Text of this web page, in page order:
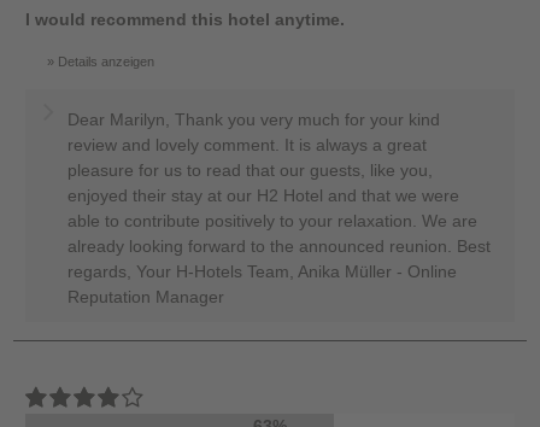
I would recommend this hotel anytime.
Details anzeigen
Dear Marilyn, Thank you very much for your kind
review and lovely comment. It is always a great
pleasure for us to read that our guests, like you,
enjoyed their stay at our H2 Hotel and that we were
able to contribute positively to your relaxation. We are
already looking forward to the announced reunion. Best
regards, Your H-Hotels Team, Anika Müller - Online
Reputation Manager